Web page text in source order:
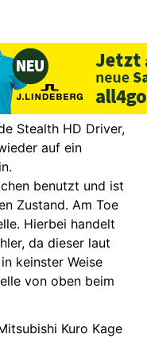
Stealth HD Driver,
auf ein
benutzt und ist
Zustand. Am Toe
Hierbei handelt
da dieser laut
keinster Weise
von oben beim
Kuro Kage